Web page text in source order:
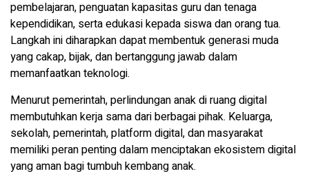
pembelajaran, penguatan kapasitas guru dan tenaga
kependidikan, serta edukasi kepada siswa dan orang tua.
Langkah ini diharapkan dapat membentuk generasi muda
yang cakap, bijak, dan bertanggung jawab dalam
memanfaatkan teknologi.
Menurut pemerintah, perlindungan anak di ruang digital
membutuhkan kerja sama dari berbagai pihak. Keluarga,
sekolah, pemerintah, platform digital, dan masyarakat
memiliki peran penting dalam menciptakan ekosistem digital
yang aman bagi tumbuh kembang anak.